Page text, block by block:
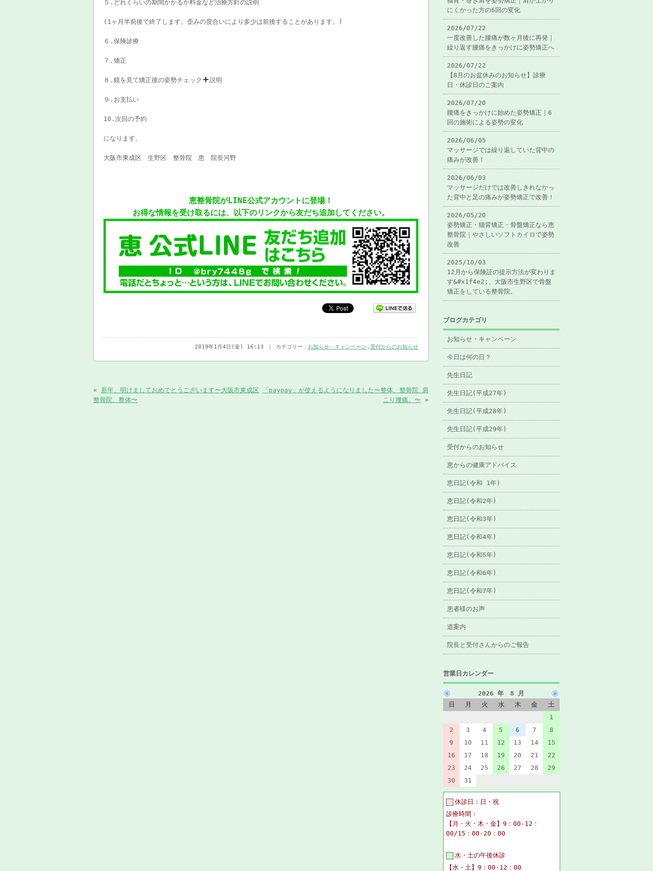
５.どれくらいの期間かかるか料金など治療方針の説明
(1ヶ月半前後で終了します。歪みの度合いにより多少は前後することがあります。)
６.保険診療
７.矯正
８.鏡を見て矯正後の姿勢チェック 説明
９.お支払い
10.次回の予約
になります。
大阪市東成区 生野区 整骨院 恵 院長河野
恵整骨院がLINE公式アカウントに登場！
お得な情報を受け取るには、以下のリンクから友だち追加してください。
2019年1月4日(金) 16:13 ｜ カテゴリー： お知らせ・キャンペーン , 受付からのお知らせ
« 新年、明けましておめでとうございます〜大阪市東成区
整骨院、整体〜
「paypay」が使えるようになりました〜整体、整骨院 肩
こり腰痛、〜 »
にくかった方の6回の変化
2026/07/22
一度改善した腰痛が数ヶ月後に再発｜
繰り返す腰痛をきっかけに姿勢矯正へ
2026/07/22
【8月のお盆休みのお知らせ】診療
日・休診日のご案内
2026/07/20
腰痛をきっかけに始めた姿勢矯正｜6
回の施術による姿勢の変化
2026/06/05
マッサージでは繰り返していた背中の
痛みが改善！
2026/06/03
マッサージだけでは改善しきれなかっ
た背中と足の痛みが姿勢矯正で改善！
2026/05/20
姿勢矯正・猫背矯正・骨盤矯正なら恵
整骨院｜やさしいソフトカイロで姿勢
改善
2025/10/03
12月から保険証の提示方法が変わりま
す&#x1f4e2;、大阪市生野区で骨盤
矯正をしている整骨院。
ブログカテゴリ
お知らせ・キャンペーン
今日は何の日？
先生日記
先生日記(平成27年)
先生日記(平成28年)
先生日記(平成29年)
受付からのお知らせ
恵からの健康アドバイス
恵日記(令和 1年)
恵日記(令和2年)
恵日記(令和3年)
恵日記(令和4年)
恵日記(令和5年)
恵日記(令和6年)
恵日記(令和7年)
患者様のお声
道案内
院長と受付さんからのご報告
営業日カレンダー
2026 年 8 月
日
月 火 水 木 金
土
1
2
3 4 5 6 7
8
9
10 11 12 13 14
15
16
17 18 19 20 21
22
23
24 25 26 27 28
29
30
31
休診日：日・祝
診療時間：
【月・火・木・金】9：00-12：
00/15：00-20：00
水・土の午後休診
【水・土】9：00-12：00